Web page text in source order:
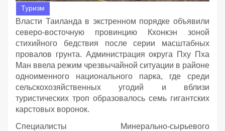
Туризм
Власти Таиланда в экстренном порядке объявили
северо-восточную провинцию Кхонкэн зоной
стихийного бедствия после серии масштабных
провалов грунта. Администрация округа Пху Пха
Ман ввела режим чрезвычайной ситуации в районе
одноименного национального парка, где среди
сельскохозяйственных угодий и вблизи
туристических троп образовалось семь гигантских
карстовых воронок.
Специалисты Минерально-сырьевого